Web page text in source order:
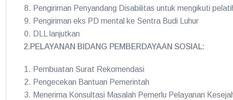
Pengiriman Penyandang Disabilitas untuk mengikuti
Pengiriman eks PD mental ke Sentra Budi Luhur
DLL lanjutkan
2.PELAYANAN BIDANG PEMBERDAYAAN SOSIAL:
Pembuatan Surat Rekomendasi
Pengecekan Bantuan Pemerintah
Menerima Konsultasi Masalah Pemerlu Pelayanan